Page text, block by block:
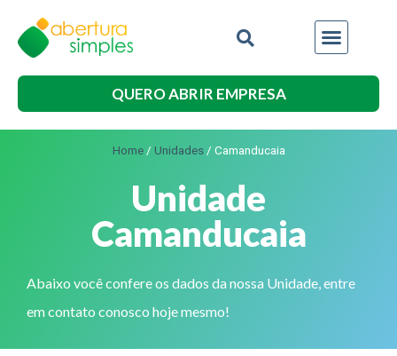
QUERO ABRIR EMPRESA
Home/ Unidades/ Camanducaia
Unidade
Camanducaia
Abaixo você confere os dados da nossa Unidade, entre
em contato conosco hoje mesmo!